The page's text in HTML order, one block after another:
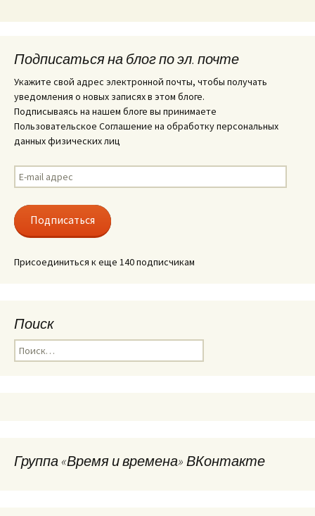
Подписаться на блог по эл. почте
Укажите свой адрес электронной почты, чтобы получать
уведомления о новых записях в этом блоге.
Подписываясь на нашем блоге вы принимаете
Пользовательское Соглашение на обработку персональных
данных физических лиц
E-
mail
Подписаться
Присоединиться к еще 140 подписчикам
Поиск
Найти:
Группа «Время и времена» ВКонтакте